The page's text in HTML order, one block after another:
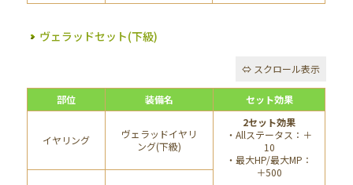
ヴェラッドセット(下級)
部位 装備名 セット効果
イヤリング
ヴェラッドイヤリ
ング(下級)
2セット効果
・Allステータス：＋
10
・最大HP/最大MP：
＋500